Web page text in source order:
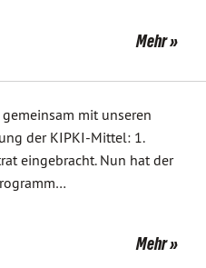
Mehr
mit unseren
der KIPKI-Mittel: 1.
eingebracht. Nun hat der
Mehr